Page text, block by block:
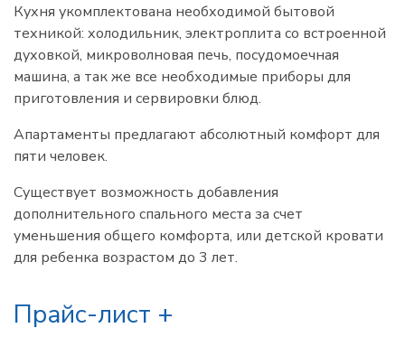
Кухня укомплектована необходимой бытовой
техникой: холодильник, электроплита со встроенной
духовкой, микроволновая печь, посудомоечная
машина, а так же все необходимые приборы для
приготовления и сервировки блюд.
Апартаменты предлагают абсолютный комфорт для
пяти человек.
Существует возможность добавления
дополнительного спального места за счет
уменьшения общего комфорта, или детской кровати
для ребенка возрастом до 3 лет.
Прайс-лист